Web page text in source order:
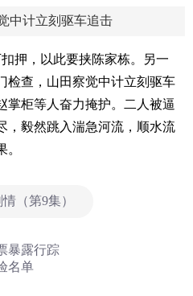
中计立刻驱车追击
押，以此要挟陈家栋。另一
检查，山田察觉中计立刻驱车
掌柜等人奋力掩护。二人被逼
，毅然跳入湍急河流，顺水流
（第9集）
暴露行踪
名单